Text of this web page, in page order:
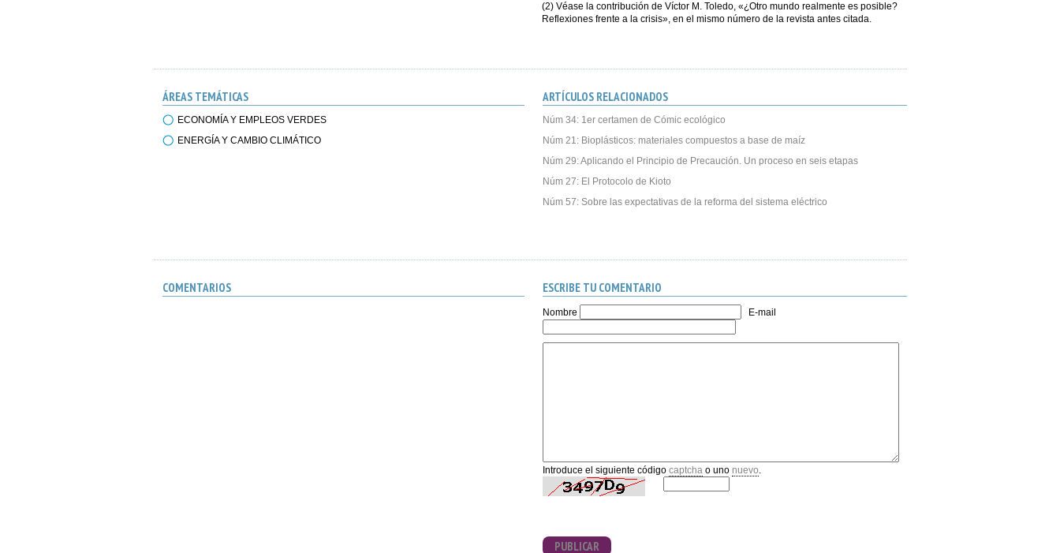
(2) Véase la contribución de Víctor M. Toledo, «¿Otro mundo realmente es posible?
Reflexiones frente a la crisis», en el mismo número de la revista antes citada.
ÁREAS TEMÁTICAS
ECONOMÍA Y EMPLEOS VERDES
ENERGÍA Y CAMBIO CLIMÁTICO
ARTÍCULOS RELACIONADOS
Núm 34: 1er certamen de Cómic ecológico
Núm 21: Bioplásticos: materiales compuestos a base de maíz
Núm 29: Aplicando el Principio de Precaución. Un proceso en seis etapas
Núm 27: El Protocolo de Kioto
Núm 57: Sobre las expectativas de la reforma del sistema eléctrico
COMENTARIOS ESCRIBE TU COMENTARIO
Nombre E-mail
Introduce el siguiente código captchao uno nuevo.
PUBLICAR